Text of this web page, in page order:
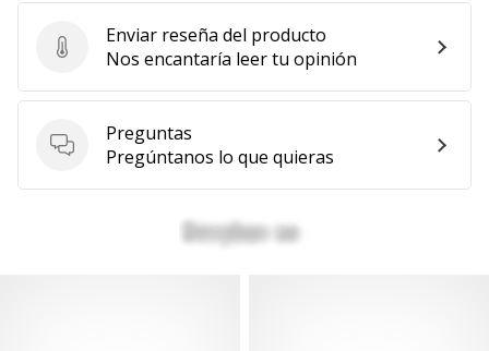
Enviar reseña del producto
Enviar reseña del producto
Nos encantaría leer tu opinión
Preguntas
Preguntas
Pregúntanos lo que quieras